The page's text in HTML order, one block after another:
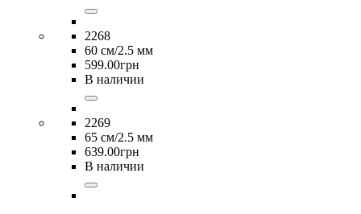
2268
60 см/2.5 мм
599.00грн
В наличии
2269
65 см/2.5 мм
639.00грн
В наличии